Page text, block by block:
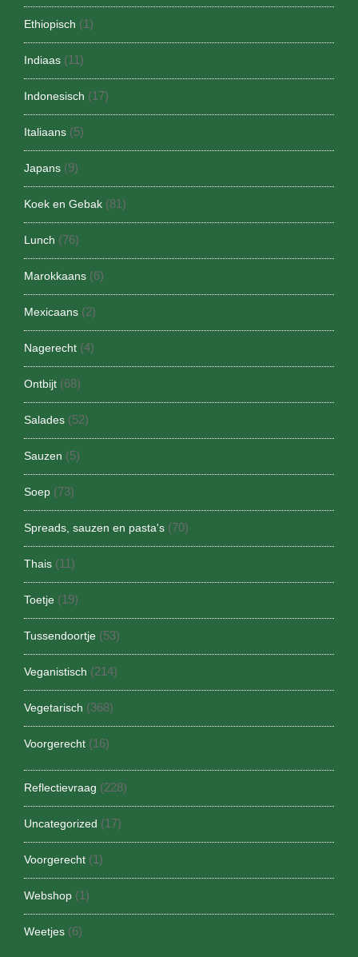
Ethiopisch (1)
Indiaas (11)
Indonesisch (17)
Italiaans (5)
Japans (9)
Koek en Gebak (81)
Lunch (76)
Marokkaans (6)
Mexicaans (2)
Nagerecht (4)
Ontbijt (68)
Salades (52)
Sauzen (5)
Soep (73)
Spreads, sauzen en pasta's (70)
Thais (11)
Toetje (19)
Tussendoortje (53)
Veganistisch (214)
Vegetarisch (368)
Voorgerecht (16)
Reflectievraag (228)
Uncategorized (17)
Voorgerecht (1)
Webshop (1)
Weetjes (6)